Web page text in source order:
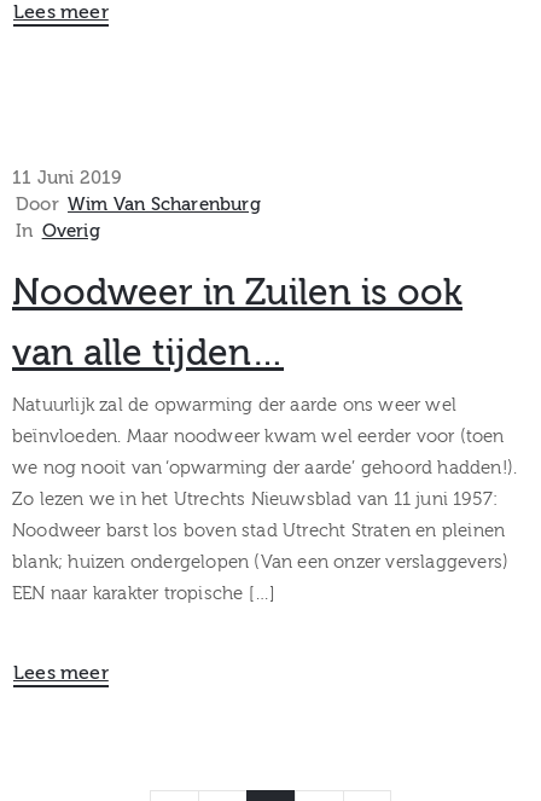
Lees meer
11 Juni 2019
Door Wim Van Scharenburg
In Overig
Noodweer in Zuilen is ook
van alle tijden…
Natuurlijk zal de opwarming der aarde ons weer wel
beïnvloeden. Maar noodweer kwam wel eerder voor (toen
we nog nooit van ‘opwarming der aarde’ gehoord hadden!).
Zo lezen we in het Utrechts Nieuwsblad van 11 juni 1957:
Noodweer barst los boven stad Utrecht Straten en pleinen
blank; huizen ondergelopen (Van een onzer verslaggevers)
EEN naar karakter tropische […]
Lees meer